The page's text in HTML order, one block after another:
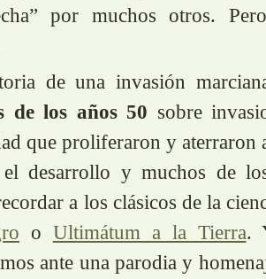
por muchos otros.
de una invasión
de los años 50 sobre
que proliferaron y aterraron
el desarrollo y muchos de
a los clásicos de la
o Ultimátum a la Tierra.
ante una parodia y